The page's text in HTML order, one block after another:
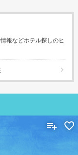
報などホテル探しのヒ